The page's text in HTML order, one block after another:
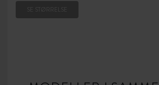
SE STØRRELSE